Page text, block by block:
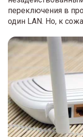
переключения в
один LAN. Но, к